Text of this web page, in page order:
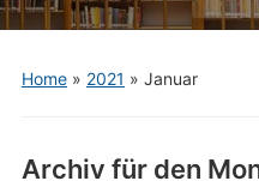
Home» 2021 » Januar
Archiv für den